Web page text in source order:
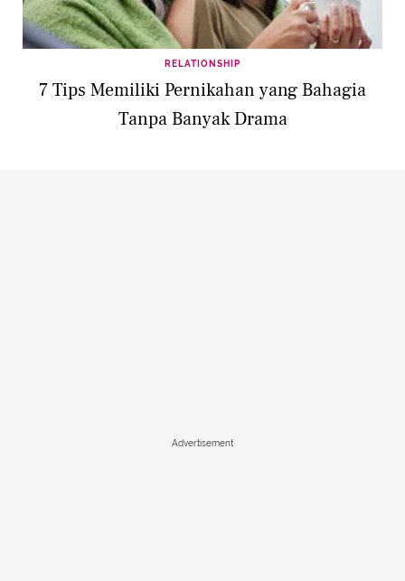
RELATIONSHIP
7 Tips Memiliki Pernikahan yang Bahagia
Tanpa Banyak Drama
Advertisement